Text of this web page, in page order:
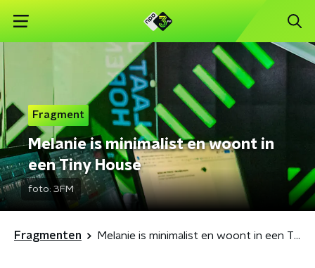
Fragment
Melanie is minimalist en woont in
een Tiny House
foto: 3FM
Fragmenten Melanie is minimalist en woont in een Tiny House